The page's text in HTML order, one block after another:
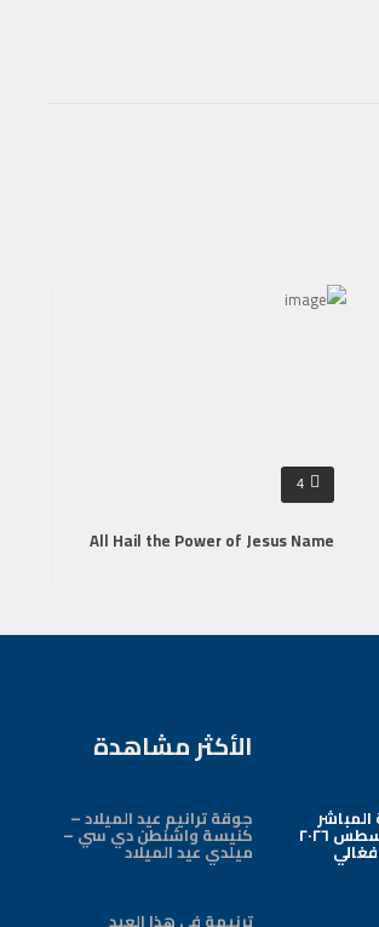
4
All Hail the Power of Jesus Name
يوم الأحد ٢ أغسطس ٢٠٢٦
الأكثر مشاهدة
جوقة ترانيم عيد الميلاد –
كنيسة واشنطن دي سي –
ميلدي عيد الميلاد
ترنيمة في هذا العيد